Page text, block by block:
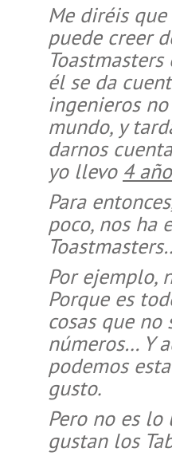
Me diréis
puede creer
él se da
ingenieros
mundo, y
darnos
yo llevo 4
Para
poco, nos ha
Por ejemplo,
Porque es
cosas que
números… Y
podemos
gusto.
Pero no es lo
gustan los